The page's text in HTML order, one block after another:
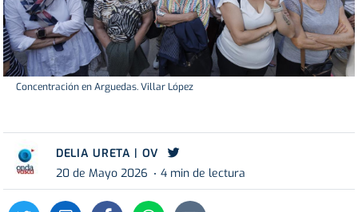
Concentración en Arguedas. Villar López
DELIA URETA | OV
20 de Mayo 2026
4 min de lectura